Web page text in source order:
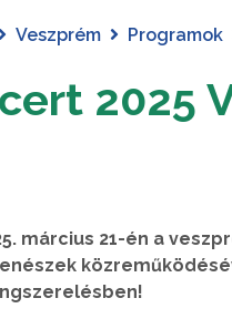
Veszprém Programok
2025
március 21-én a